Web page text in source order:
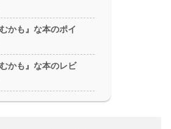
むかも』な本のポイ
むかも』な本のレビ